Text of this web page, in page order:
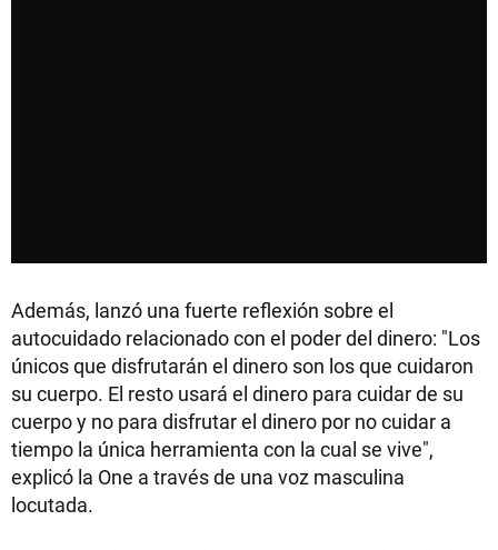
Además, lanzó una fuerte reflexión sobre el
autocuidado relacionado con el poder del dinero: "Los
únicos que disfrutarán el dinero son los que cuidaron
su cuerpo. El resto usará el dinero para cuidar de su
cuerpo y no para disfrutar el dinero por no cuidar a
tiempo la única herramienta con la cual se vive",
explicó la One a través de una voz masculina
locutada.